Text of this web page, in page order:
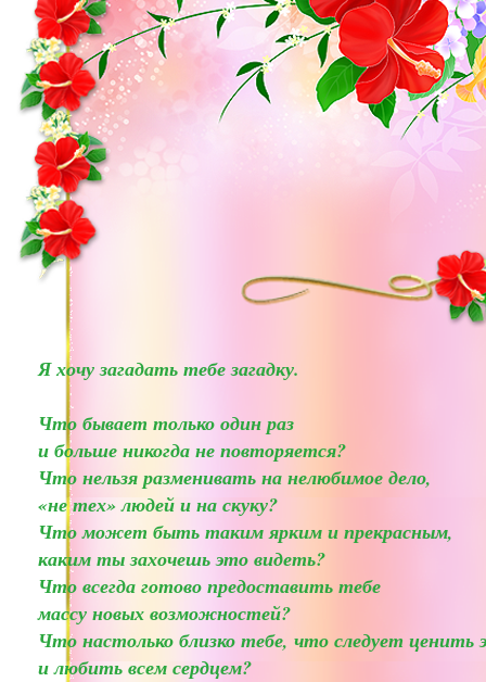
Я хочу загадать тебе загадку.
Что бывает только один раз
и больше никогда не повторяется?
Что нельзя разменивать на нелюбимое дело,
«не тех» людей и на скуку?
Что может быть таким ярким и прекрасным,
каким ты захочешь это видеть?
Что всегда готово предоставить тебе
массу новых возможностей?
Что настолько близко тебе, что следует ценить
и любить всем сердцем?